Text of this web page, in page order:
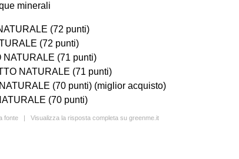
minerali
(72 punti)
(72 punti)
NATURALE (71 punti)
NATURALE (71 punti)
(70 punti) (miglior acquisto)
(70 punti)
fonte | Visualizza la risposta completa su greenme.it